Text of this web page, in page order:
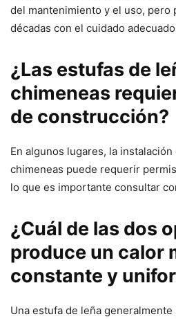
del mantenimiento y el uso, pero
décadas con el cuidado
¿Las estufas de
chimeneas
de construcción?
En algunos lugares, la
chimeneas puede requerir
lo que es importante consultar
¿Cuál de las dos
produce un calor
constante y
Una estufa de leña